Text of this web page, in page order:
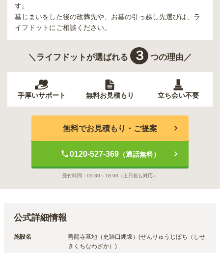
す。
墓じまいをした後の改葬先や、お墓の引っ越し先選びは、ラ
イフドットにご相談ください。
＼ライフドットが選ばれる ３ つの理由／
手厚いサポート 無料お見積もり 立ち会い不要
無料でお見積もり・ご提案
0120-527-369（通話無料）
受付時間： 09:30～18:00 （土日祝も対応）
公式詳細情報
施設名
善龍寺墓地（史跡口縄坂）(ぜんりゅうじぼち（しせ
きくちなわざか）)